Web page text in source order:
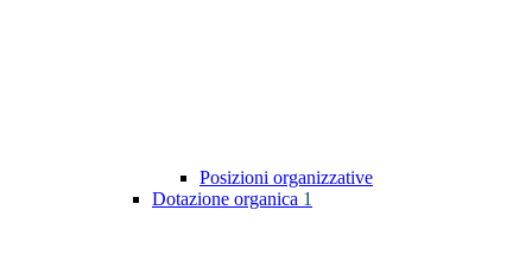
Posizioni organizzative
Dotazione organica 1